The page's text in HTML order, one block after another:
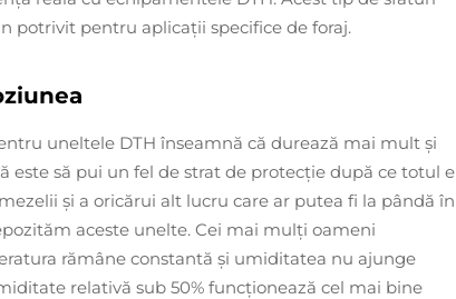
potrivit pentru aplicații specifice de foraj.
uneltele DTH înseamnă că durează mai mult și
este să pui un fel de strat de protecţie după ce totul e
şi a oricărui alt lucru care ar putea fi la pândă în
aceste unelte. Cei mai mulţi oameni
rămâne constantă şi umiditatea nu ajunge
relativă sub 50% funcţionează cel mai bine